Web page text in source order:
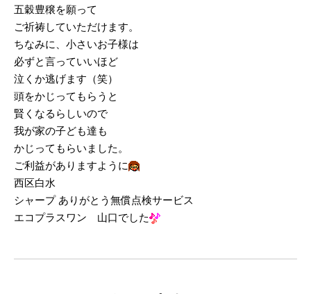
五穀豊穣を願って
ご祈祷していただけます。
ちなみに、小さいお子様は
必ずと言っていいほど
泣くか逃げます（笑）
頭をかじってもらうと
賢くなるらしいので
我が家の子ども達も
かじってもらいました。
ご利益がありますように
西区白水
シャープ ありがとう無償点検サービス
エコプラスワン 山口でした